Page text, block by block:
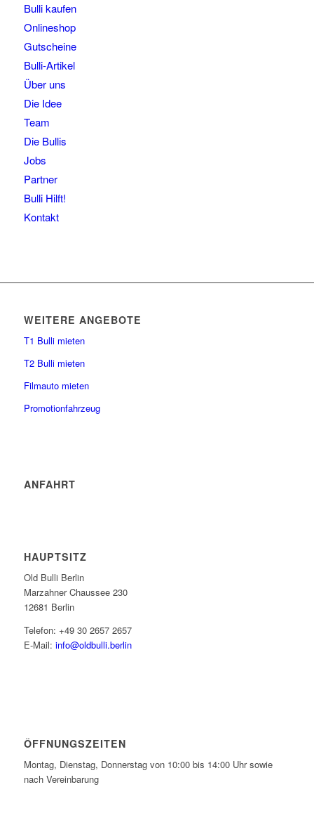
Bulli kaufen
Onlineshop
Gutscheine
Bulli-Artikel
Über uns
Die Idee
Team
Die Bullis
Jobs
Partner
Bulli Hilft!
Kontakt
WEITERE ANGEBOTE
T1 Bulli mieten
T2 Bulli mieten
Filmauto mieten
Promotionfahrzeug
ANFAHRT
HAUPTSITZ
Old Bulli Berlin
Marzahner Chaussee 230
12681 Berlin
Telefon: +49 30 2657 2657
E-Mail: info@oldbulli.berlin
ÖFFNUNGSZEITEN
Montag, Dienstag, Donnerstag von 10:00 bis 14:00 Uhr sowie
nach Vereinbarung